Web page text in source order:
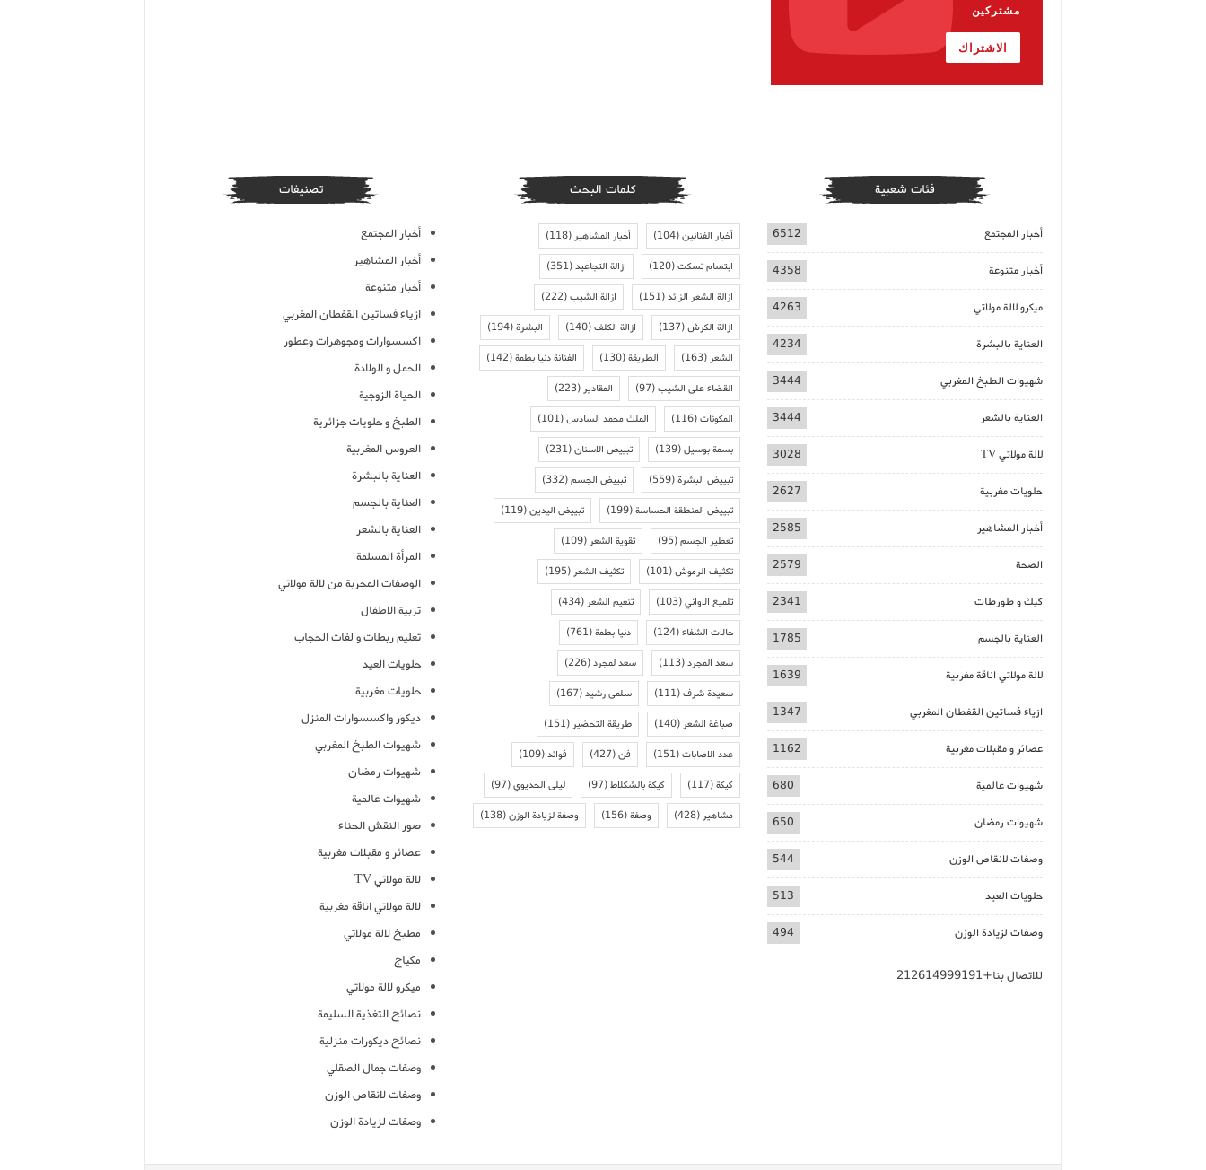
مشتركين
الاشتراك
فئات شعبية
أخبار المجتمع 6512
أخبار متنوعة 4358
ميكرو لالة مولاتي 4263
العناية بالبشرة 4234
شهيوات الطبخ المغربي 3444
العناية بالشعر 3444
لالة مولاتي TV 3028
حلويات مغربية 2627
أخبار المشاهير 2585
الصحة 2579
كيك و طورطات 2341
العناية بالجسم 1785
لالة مولاتي اناقة مغربية 1639
ازياء فساتين القفطان المغربي 1347
عصائر و مقبلات مغربية 1162
شهيوات عالمية 680
شهيوات رمضان 650
وصفات لانقاص الوزن 544
حلويات العيد 513
وصفات لزيادة الوزن 494
للاتصال بنا+212614999191
كلمات البحث
أخبار الفنانين(104) أخبار المشاهير(118)
ابتسام تسكت(120) ازالة التجاعيد(351)
ازالة الشعر الزائد(151) ازالة الشيب(222)
ازالة الكرش(137) ازالة الكلف(140) البشرة(194)
الشعر(163) الطريقة(130) الفنانة دنيا بطمة(142)
القضاء على الشيب(97) المقادير(223)
المكونات(116) الملك محمد السادس(101)
بسمة بوسيل(139) تبييض الاسنان(231)
تبييض البشرة(559) تبييض الجسم(332)
تبييض المنطقة الحساسة(199) تبييض اليدين(119)
تعطير الجسم(95) تقوية الشعر(109)
تكثيف الرموش(101) تكثيف الشعر(195)
تلميع الاواني(103) تنعيم الشعر(434)
حالات الشفاء(124) دنيا بطمة(761)
سعد المجرد(113) سعد لمجرد(226)
سعيدة شرف(111) سلمى رشيد(167)
صباغة الشعر(140) طريقة التحضير(151)
عدد الاصابات(151) فن(427) فوائد(109)
كيكة(117) كيكة بالشكلاط(97) ليلى الحديوي(97)
مشاهير(428) وصفة(156) وصفة لزيادة الوزن(138)
تصنيفات
أخبار المجتمع
أخبار المشاهير
أخبار متنوعة
ازياء فساتين القفطان المغربي
اكسسوارات ومجوهرات وعطور
الحمل و الولادة
الحياة الزوجية
الطبخ و حلويات جزائرية
العروس المغربية
العناية بالبشرة
العناية بالجسم
العناية بالشعر
المرأة المسلمة
الوصفات المجربة من لالة مولاتي
تربية الاطفال
تعليم ربطات و لفات الحجاب
حلويات العيد
حلويات مغربية
ديكور واكسسوارات المنزل
شهيوات الطبخ المغربي
شهيوات رمضان
شهيوات عالمية
صور النقش الحناء
عصائر و مقبلات مغربية
لالة مولاتي TV
لالة مولاتي اناقة مغربية
مطبخ لالة مولاتي
مكياج
ميكرو لالة مولاتي
نصائح التغذية السليمة
نصائح ديكورات منزلية
وصفات جمال الصقلي
وصفات لانقاص الوزن
وصفات لزيادة الوزن